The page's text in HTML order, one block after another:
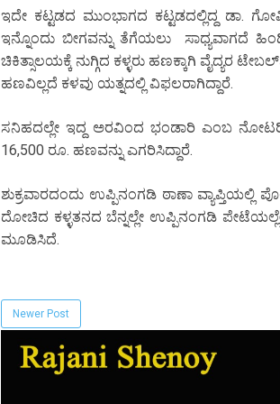
ಇದೇ ಕಟ್ಟಡದ ಮುಂಭಾಗದ ಕಟ್ಟಡದಲ್ಲಿದ್ದ ಡಾ.
ಇನ್ನೊಂದು ಬೀಗವನ್ನು ತೆಗೆಯಲು ಸಾಧ್ಯವಾಗದೆ
ಚಿಕಿತ್ಸಾಲಯಕ್ಕೆ ನುಗ್ಗಿದ ಕಳ್ಳರು ಹಣಕ್ಕಾಗಿ ವೈದ್ಯರ
ಹಣವಿಲ್ಲದೆ ಕಳವು ಯತ್ನದಲ್ಲಿ ವಿಫಲರಾಗಿದ್ದಾರೆ.
ಸನಿಹದಲ್ಲೇ ಇದ್ದ ಅರವಿಂದ ಭಂಡಾರಿ ಎಂಬ ನೋಟರಿ
16,500 ರೂ. ಹಣವನ್ನು ಎಗರಿಸಿದ್ದಾರೆ.
ಶುಕ್ರವಾರದಂದು ಉಪ್ಪಿನಂಗಡಿ ಠಾಣಾ ವ್ಯಾಪ್ತಿಯಲ್ಲಿ
ದೋಚಿದ ಕಳ್ಳತನದ ಬೆನ್ನಲ್ಲೇ ಉಪ್ಪಿನಂಗಡಿ
ಮೂಡಿಸಿದೆ.
Newer Post